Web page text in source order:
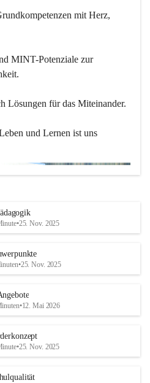
mit Herz,
MINT-Potenziale zur
Lösungen für das Miteinander.
und Lernen ist uns
•25. Nov. 2025
•25. Nov. 2025
•12. Mai 2026
•25. Nov. 2025